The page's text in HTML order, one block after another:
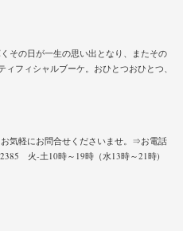
その日が一生の思い出となり、またその
フィシャルブーケ。おひとつおひとつ、
気軽にお問合せくださいませ。⇒お電話
火-土10時～19時（水13時～21時)